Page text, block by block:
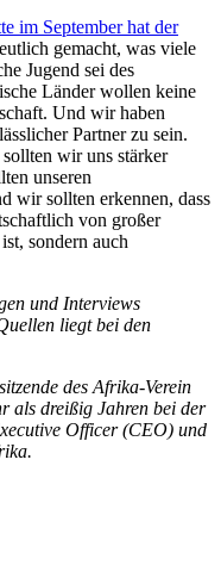
im September hat der
gemacht, was viele
Jugend sei des
Länder wollen keine
Und wir haben
Partner zu sein.
wir uns stärker
unseren
wir sollten erkennen, dass
von großer
sondern auch
und Interviews
liegt bei den
des Afrika-Verein
als dreißig Jahren bei der
Officer (CEO) und